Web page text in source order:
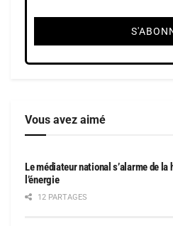
Vous avez aimé
Le médiateur national s’alarme de la
l’énergie
12 PARTAGES